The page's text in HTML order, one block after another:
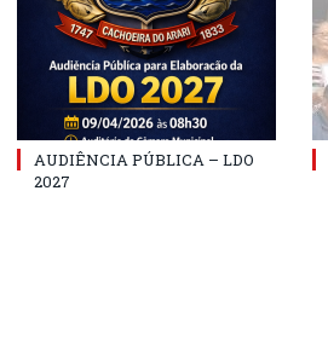
AUDIÊNCIA PÚBLICA – LDO
2027